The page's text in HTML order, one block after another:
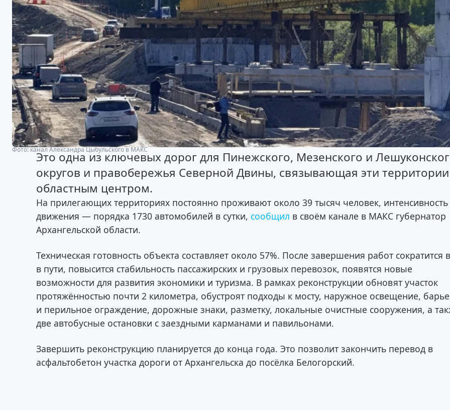
Фото: канал Александра Цыбульского в МАКС
Это одна из ключевых дорог для Пинежского, Мезенского и
округов и правобережья Северной Двины, связывающая эти территории
областным центром.
На прилегающих территориях постоянно проживают около 39 тысяч человек, интенсивность
движения — порядка 1730 автомобилей в сутки, сообщил в своём канале в МАКС губернатор
Архангельской области.
Техническая готовность объекта составляет около 57%. После завершения работ сократится
в пути, повысится стабильность пассажирских и грузовых перевозок, появятся новые
возможности для развития экономики и туризма. В рамках реконструкции обновят участок
протяжённостью почти 2 километра, обустроят подходы к мосту, наружное освещение,
и перильное ограждение, дорожные знаки, разметку, локальные очистные сооружения, а
две автобусные остановки с заездными карманами и павильонами.
Завершить реконструкцию планируется до конца года. Это позволит закончить перевод в
асфальтобетон участка дороги от Архангельска до посёлка Белогорский.